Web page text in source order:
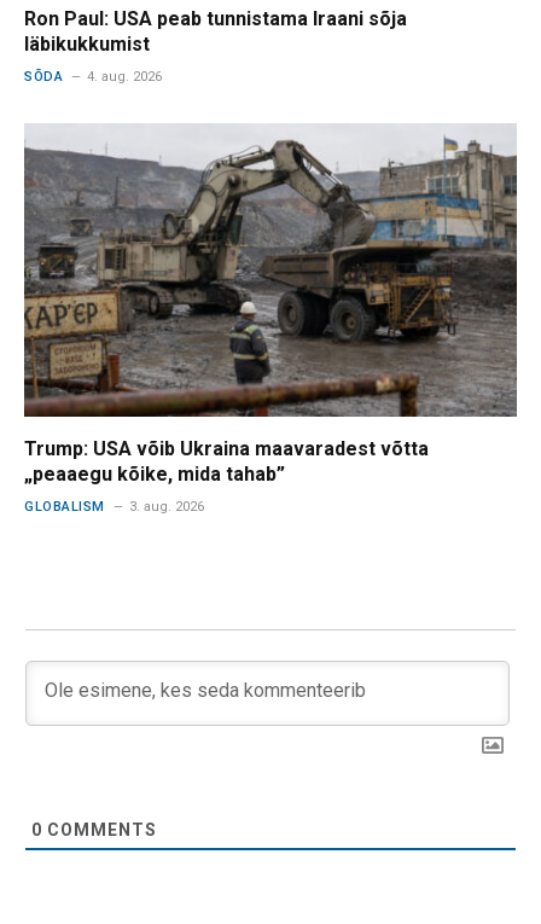
Ron Paul: USA peab tunnistama Iraani sõja
läbikukkumist
SÕDA 4. aug. 2026
Trump: USA võib Ukraina maavaradest võtta
„peaaegu kõike, mida tahab”
GLOBALISM 3. aug. 2026
0 COMMENTS